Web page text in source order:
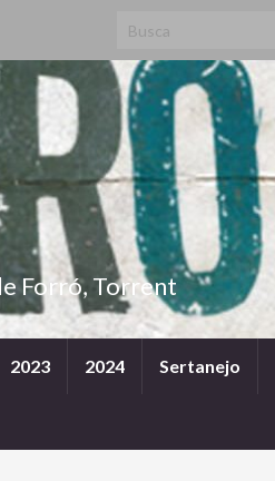
Search for:
Forró, Torrent
2023 2024 Sertanejo